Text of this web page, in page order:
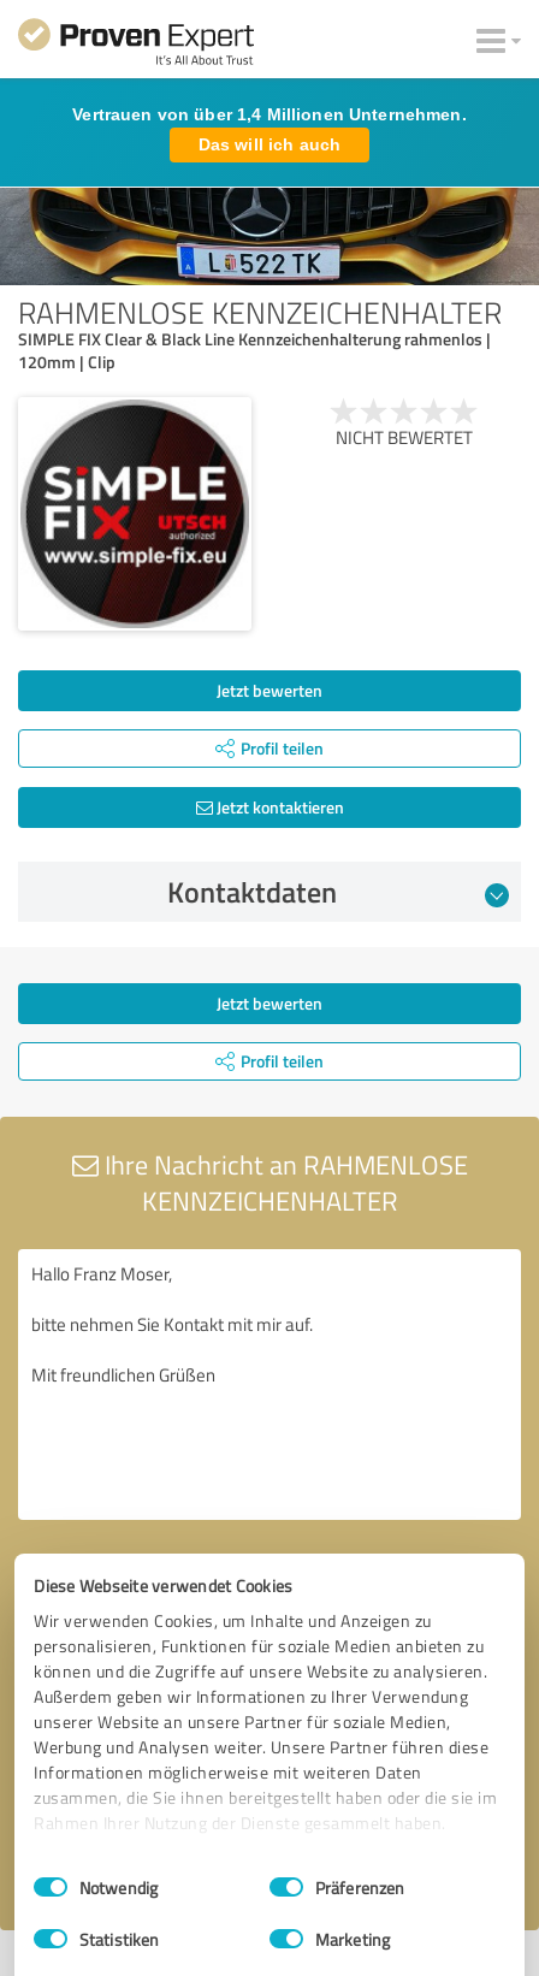
Diese Webseite verwendet Cookies
Wir verwenden Cookies, um Inhalte und Anzeigen zu
personalisieren, Funktionen für soziale Medien anbieten zu
können und die Zugriffe auf unsere Website zu analysieren.
Außerdem geben wir Informationen zu Ihrer Verwendung
unserer Website an unsere Partner für soziale Medien,
Werbung und Analysen weiter. Unsere Partner führen diese
Informationen möglicherweise mit weiteren Daten
zusammen, die Sie ihnen bereitgestellt haben oder die sie im
Rahmen Ihrer Nutzung der Dienste gesammelt haben.
Impressum Datenschutzbestimmungen
Einwilligungsauswahl
Notwendig Präferenzen
Statistiken Marketing
Vertrauen von über 1,4 Millionen Unternehmen.
Das will ich auch
RAHMENLOSE KENNZEICHENHALTER
SIMPLE FIX Clear & Black Line Kennzeichenhalterung rahmenlos |
120mm | Clip
NICHT BEWERTET
Jetzt bewerten
Profil teilen
Jetzt kontaktieren
Kontaktdaten
Jetzt bewerten
Profil teilen
Ihre Nachricht an RAHMENLOSE
KENNZEICHENHALTER
Bitte um Rückruf * Erforderliche Angaben
Nachricht senden